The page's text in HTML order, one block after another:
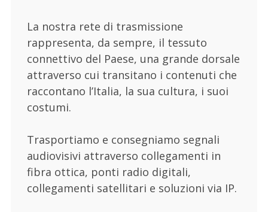
La nostra rete di trasmissione
rappresenta, da sempre, il tessuto
connettivo del Paese, una grande dorsale
attraverso cui transitano i contenuti che
raccontano l’Italia, la sua cultura, i suoi
costumi.
Trasportiamo e consegniamo segnali
audiovisivi attraverso collegamenti in
fibra ottica, ponti radio digitali,
collegamenti satellitari e soluzioni via IP.